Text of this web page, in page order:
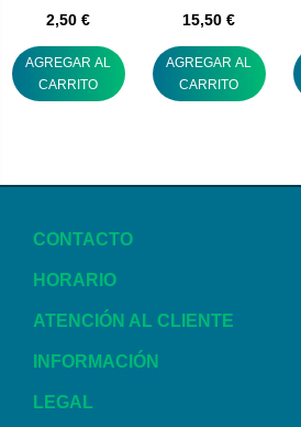
2,50 €
AGREGAR AL
CARRITO
15,50 €
AGREGAR AL
CARRITO
CONTACTO
HORARIO
ATENCIÓN AL CLIENTE
INFORMACIÓN
LEGAL